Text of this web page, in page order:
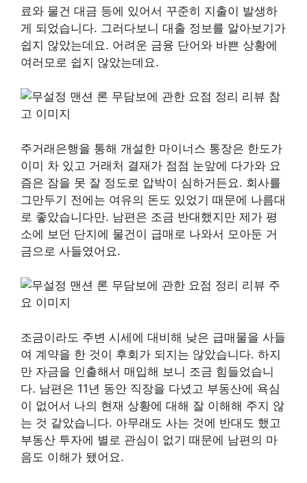
료와 물건 대금 등에 있어서 꾸준히 지출이 발생하
게 되었습니다. 그러다보니 대출 정보를 알아보기가
쉽지 않았는데요. 어려운 금융 단어와 바쁜 상황에
여러모로 쉽지 않았는데요.
주거래은행을 통해 개설한 마이너스 통장은 한도가
이미 차 있고 거래처 결재가 점점 눈앞에 다가와 요
즘은 잠을 못 잘 정도로 압박이 심하거든요. 회사를
그만두기 전에는 여유의 돈도 있었기 때문에 나름대
로 좋았습니다만. 남편은 조금 반대했지만 제가 평
소에 보던 단지에 물건이 급매로 나와서 모아둔 거
금으로 사들였어요.
조금이라도 주변 시세에 대비해 낮은 급매물을 사들
여 계약을 한 것이 후회가 되지는 않았습니다. 하지
만 자금을 인출해서 매입해 보니 조금 힘들었습니
다. 남편은 11년 동안 직장을 다녔고 부동산에 욕심
이 없어서 나의 현재 상황에 대해 잘 이해해 주지 않
는 것 같았습니다. 아무래도 사는 것에 반대도 했고
부동산 투자에 별로 관심이 없기 때문에 남편의 마
음도 이해가 됐어요.